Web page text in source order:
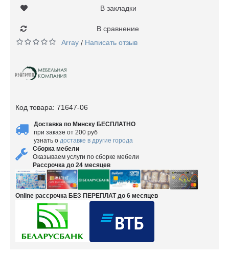
В закладки
В сравнение
Array / Написать отзыв
Код товара: 71647-06
Доставка по Минску БЕСПЛАТНО
при заказе от 200 руб
узнать о доставке в другие города
Сборка мебели
Оказываем услуги по сборке мебели
Рассрочка до 24 месяцев
Online рассрочка БЕЗ ПЕРЕПЛАТ до 6 месяцев